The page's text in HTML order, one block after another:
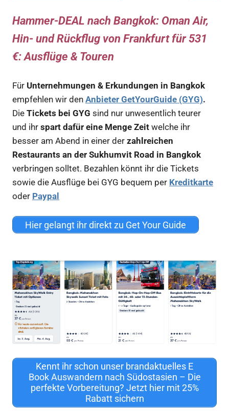
Hammer-DEAL nach Bangkok: Oman Air,
Hin- und Rückflug von Frankfurt für 531
€: Ausflüge & Touren
Für Unternehmungen & Erkundungen in Bangkok
empfehlen wir den Anbieter GetYourGuide (GYG).
Die Tickets bei GYG sind nur unwesentlich teurer
und ihr spart dafür eine Menge Zeit welche ihr
besser am Abend in einer der zahlreichen
Restaurants an der Sukhumvit Road in Bangkok
verbringen solltet. Bezahlen könnt ihr die Tickets
sowie die Ausflüge bei GYG bequem per Kreditkarte
oder Paypal
Hier gelangt ihr direkt zu Get Your Guide
Kennt ihr schon unser brandaktuelles E
Book Auswandern nach Südostasien – Die
perfekte Vorbereitung? Jetzt hier mit 25%
Rabatt sichern